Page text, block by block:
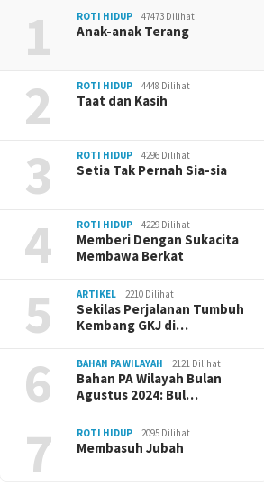
1 ROTI HIDUP 47473 Dilihat
Anak-anak Terang
2 ROTI HIDUP 4448 Dilihat
Taat dan Kasih
3 ROTI HIDUP 4296 Dilihat
Setia Tak Pernah Sia-sia
4 ROTI HIDUP 4229 Dilihat
Memberi Dengan Sukacita
Membawa Berkat
5 ARTIKEL 2210 Dilihat
Sekilas Perjalanan Tumbuh
Kembang GKJ di…
6 BAHAN PA WILAYAH 2121 Dilihat
Bahan PA Wilayah Bulan
Agustus 2024: Bul…
7 ROTI HIDUP 2095 Dilihat
Membasuh Jubah